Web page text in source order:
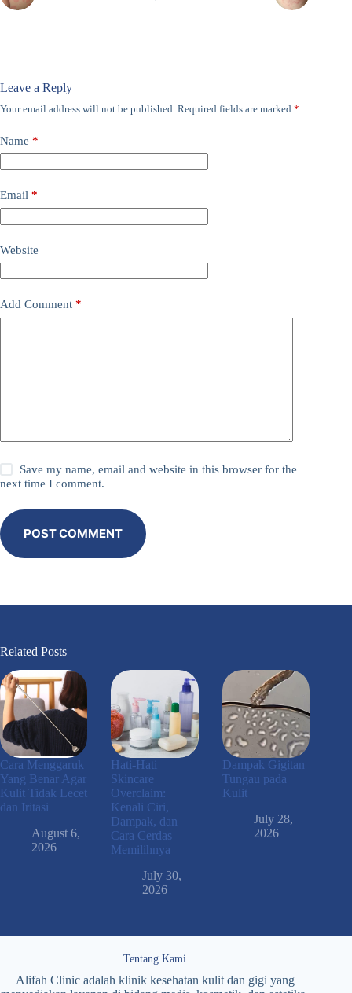
Leave a Reply
Your email address will not be published. Required fields are marked *
Name *
Email *
Website
Add Comment *
Save my name, email and website in this browser for the
next time I comment.
POST COMMENT
Related Posts
Cara Menggaruk
Yang Benar Agar
Kulit Tidak Lecet
dan Iritasi
August 6,
2026
Hati-Hati
Skincare
Overclaim:
Kenali Ciri,
Dampak, dan
Cara Cerdas
Memilihnya
July 30,
2026
Dampak Gigitan
Tungau pada
Kulit
July 28,
2026
Tentang Kami
Alifah Clinic adalah klinik kesehatan kulit dan gigi yang